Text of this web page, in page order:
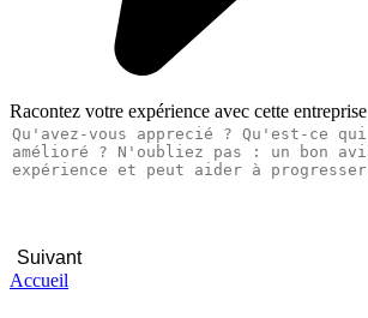
Racontez votre expérience avec cette entreprise
Suivant
Accueil